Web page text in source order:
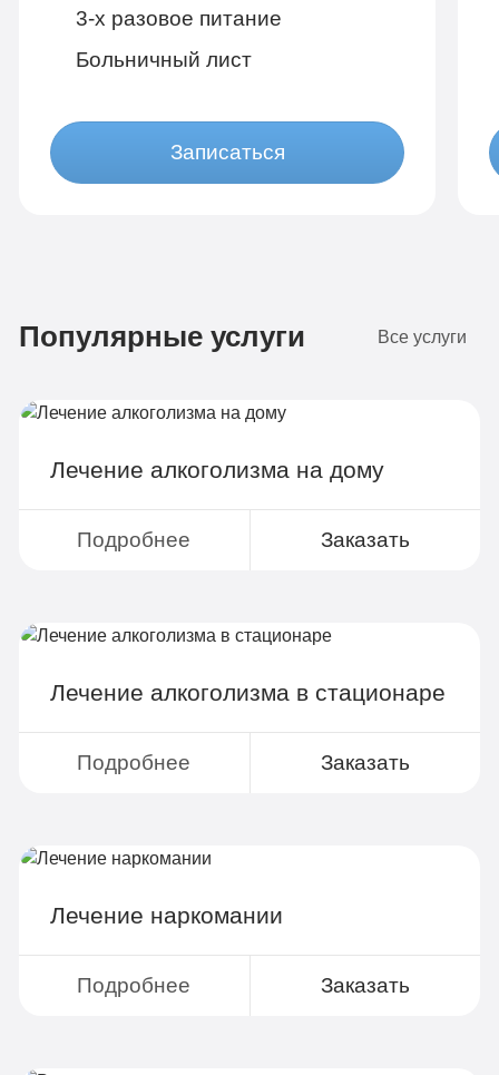
3-х разовое питание
Больничный лист
Записаться
4-х местная комната
Групповая терапия
Поддержка родственников
Популярные услуги Все услуги
Лечение алкоголизма на дому
Подробнее Заказать
Лечение алкоголизма в стационаре
Подробнее Заказать
Лечение наркомании
Подробнее Заказать